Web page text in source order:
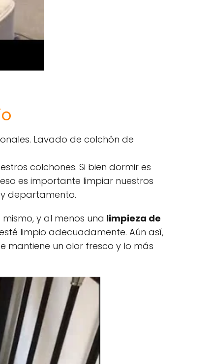
Lavado de colchón de
colchones. Si bien dormir es
es importante limpiar nuestros
departamento.
y al menos una limpieza de
limpio adecuadamente. Aún así,
mantiene un olor fresco y lo más